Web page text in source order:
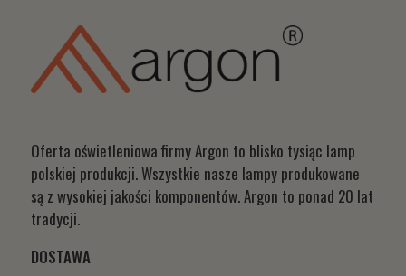
Oferta oświetleniowa firmy Argon to blisko tysiąc lamp
polskiej produkcji. Wszystkie nasze lampy produkowane
są z wysokiej jakości komponentów. Argon to ponad 20 lat
tradycji.
DOSTAWA